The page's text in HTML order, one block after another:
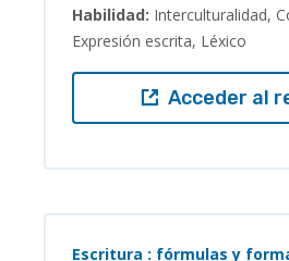
Habilidad: Interculturalidad,
Expresión escrita, Léxico
Acceder al
Escritura : fórmulas y